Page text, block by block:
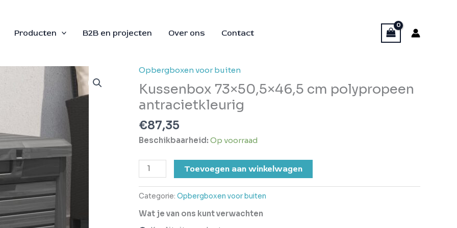
Producten B2B en projecten Over ons Contact
Opbergboxen voor buiten
Kussenbox 73×50,5×46,5 cm polypropeen
antracietkleurig
€87,35
Beschikbaarheid: Op voorraad
Kussenbox
73x50,5x46,5
cm
polypropeen
antracietkleurig
aantal
Toevoegen aan winkelwagen
Categorie: Opbergboxen voor buiten
Wat je van ons kunt verwachten